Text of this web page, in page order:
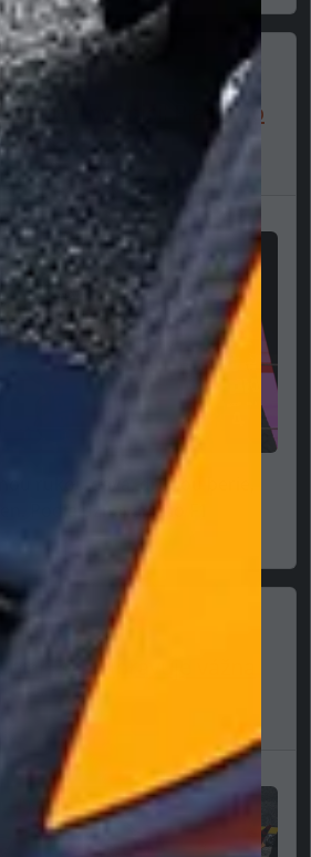
by zničil Piastriho
rukou dáva, druhou berie,
Podľa uznávaného F1
sa pripravuje vážna